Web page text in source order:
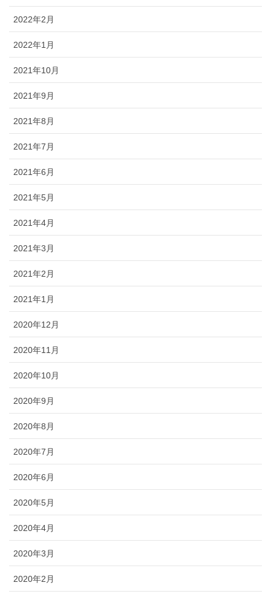
2022年2月
2022年1月
2021年10月
2021年9月
2021年8月
2021年7月
2021年6月
2021年5月
2021年4月
2021年3月
2021年2月
2021年1月
2020年12月
2020年11月
2020年10月
2020年9月
2020年8月
2020年7月
2020年6月
2020年5月
2020年4月
2020年3月
2020年2月